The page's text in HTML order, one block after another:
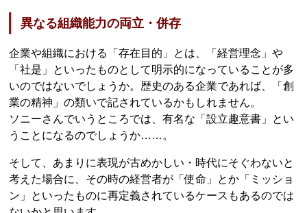
異なる組織能力の両立・併存
企業や組織における「存在目的」とは、「経営理念」や
「社是」といったものとして明示的になっていることが多
いのではないでしょうか。歴史のある企業であれば、「創
業の精神」の類いで記されているかもしれません。
ソニーさんでいうところでは、有名な「設立趣意書」とい
うことになるのでしょうか……。
そして、あまりに表現が古めかしい・時代にそぐわないと
考えた場合に、その時の経営者が「使命」とか「ミッショ
ン」といったものに再定義されているケースもあるのでは